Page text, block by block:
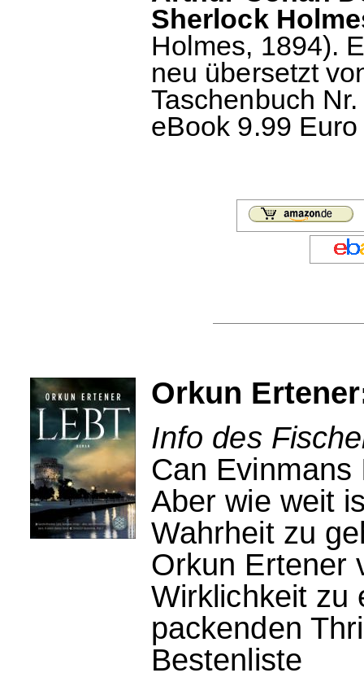
Sherlock
Holmes, 1894).
neu übersetzt
Taschenbuch
eBook 9.99
Orkun
Info des
Can
Aber wie weit
Wahrheit zu
Orkun Ertener
Wirklichkeit zu
packenden
Bestenliste